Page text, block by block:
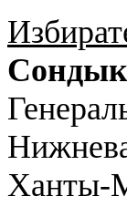
Ханты-